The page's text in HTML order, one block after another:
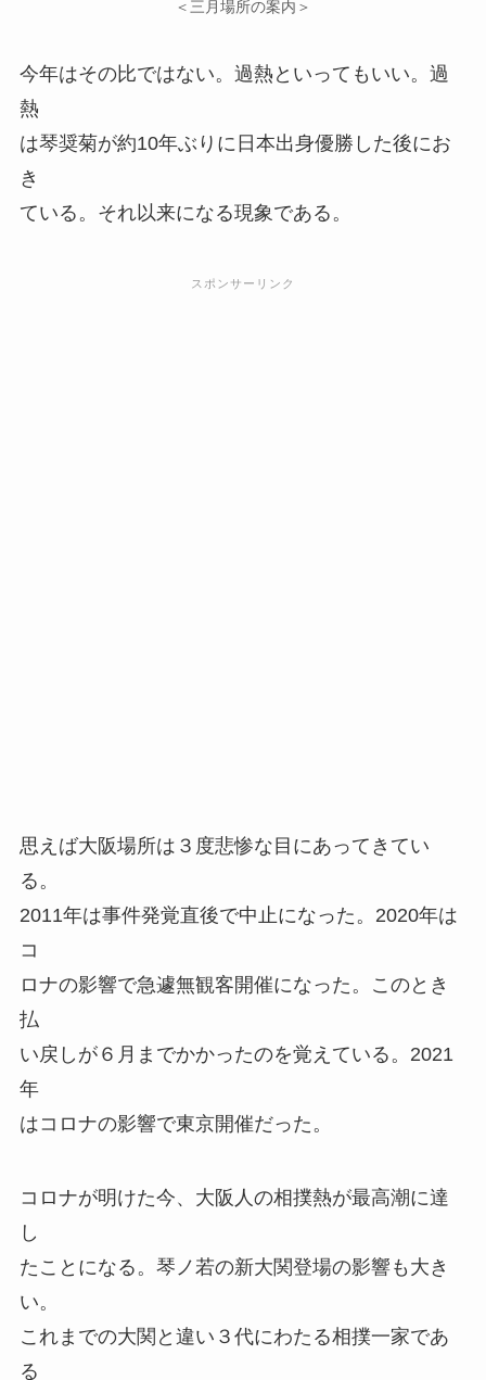
＜三月場所の案内＞
今年はその比ではない。過熱といってもいい。過
熱
は琴奨菊が約10年ぶりに日本出身優勝した後にお
き
ている。それ以来になる現象である。
スポンサーリンク
思えば大阪場所は３度悲惨な目にあってきてい
る。
2011年は事件発覚直後で中止になった。2020年は
コ
ロナの影響で急遽無観客開催になった。このとき
払
い戻しが６月までかかったのを覚えている。2021
年
はコロナの影響で東京開催だった。
コロナが明けた今、大阪人の相撲熱が最高潮に達
し
たことになる。琴ノ若の新大関登場の影響も大き
い。
これまでの大関と違い３代にわたる相撲一家であ
る